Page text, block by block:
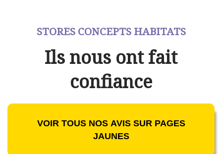
STORES CONCEPTS HABITATS
Ils nous ont fait
confiance
VOIR TOUS NOS AVIS SUR PAGES
JAUNES